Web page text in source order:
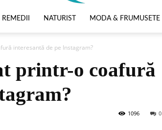
NATURIST MODA & FRUMUSETE
interesantă de pe Instagram?
printr-o coafură
0
1096